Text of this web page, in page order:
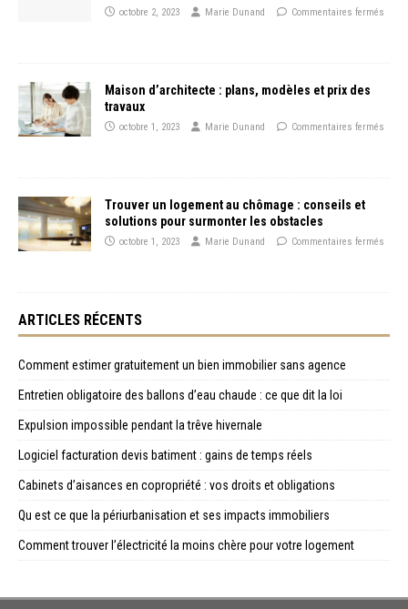
octobre 2, 2023 Marie Dunand Commentaires fermés
Maison d’architecte : plans, modèles et prix des
travaux
octobre 1, 2023 Marie Dunand Commentaires fermés
Trouver un logement au chômage : conseils et
solutions pour surmonter les obstacles
octobre 1, 2023 Marie Dunand Commentaires fermés
ARTICLES RÉCENTS
Comment estimer gratuitement un bien immobilier sans agence
Entretien obligatoire des ballons d’eau chaude : ce que dit la loi
Expulsion impossible pendant la trêve hivernale
Logiciel facturation devis batiment : gains de temps réels
Cabinets d’aisances en copropriété : vos droits et obligations
Qu est ce que la périurbanisation et ses impacts immobiliers
Comment trouver l’électricité la moins chère pour votre logement